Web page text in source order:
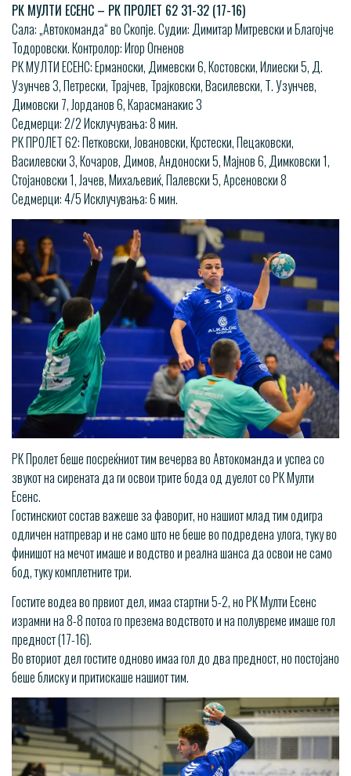
РК МУЛТИ ЕСЕНС – РК ПРОЛЕТ 62 31-32 (17-16)
Сала: „Автокоманда“ во Скопје. Судии: Димитар Митревски и Благојче
Тодоровски. Контролор: Игор Огненов
РК МУЛТИ ЕСЕНС: Ерманоски, Димевски 6, Костовски, Илиески 5, Д.
Узунчев 3, Петрески, Трајчев, Трајковски, Василевски, Т. Узунчев,
Димовски 7, Јорданов 6, Карасманакис 3
Седмерци: 2/2 Исклучувања: 8 мин.
РК ПРОЛЕТ 62: Петковски, Јовановски, Крстески, Пецаковски,
Василевски 3, Кочаров, Димов, Андоноски 5, Мајнов 6, Димковски 1,
Стојановски 1, Јачев, Михаљевиќ, Палевски 5, Арсеновски 8
Седмерци: 4/5 Исклучувања: 6 мин.
РК Пролет беше посреќниот тим вечерва во Автокоманда и успеа со
звукот на сирената да ги освои трите бода од дуелот со РК Мулти
Есенс.
Гостинскиот состав важеше за фаворит, но нашиот млад тим одигра
одличен натпревар и не само што не беше во подредена улога, туку во
финишот на мечот имаше и водство и реална шанса да освои не само
бод, туку комплетните три.
Гостите водеа во првиот дел, имаа стартни 5-2, но РК Мулти Есенс
израмни на 8-8 потоа го презема водството и на полувреме имаше гол
предност (17-16).
Во вториот дел гостите одново имаа гол до два предност, но постојано
беше блиску и притискаше нашиот тим.